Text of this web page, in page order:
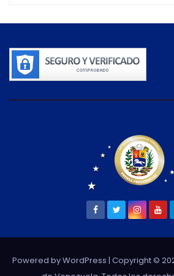
Powered by WordPress | Copyright ©